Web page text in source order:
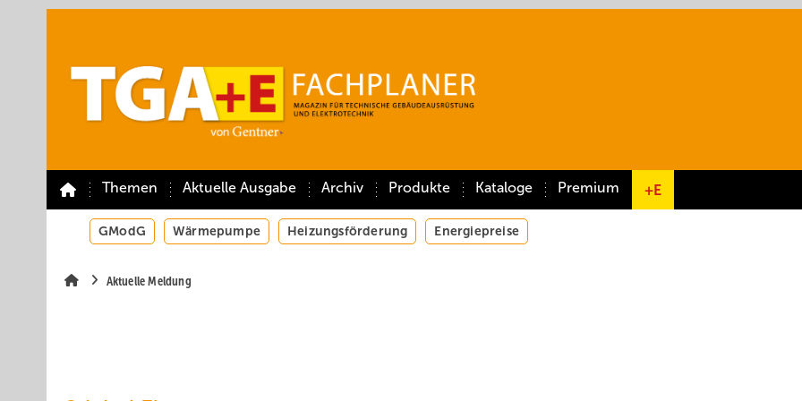
Themen Aktuelle Ausgabe Archiv Produkte Kataloge Premium +E
GModG Wärmepumpe Heizungsförderung Energiepreise
Aktuelle Meldung